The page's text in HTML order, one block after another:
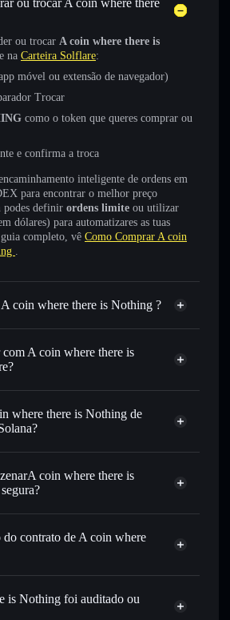
ou trocar A coin where there
ou trocar A coin where there is
na Carteira Solflare:
móvel ou extensão de navegador)
Trocar
como o token que queres comprar ou
e confirma a troca
inteligente de ordens em
para encontrar o melhor preço
podes definir ordens limite ou utilizar
dólares) para automatizares as tuas
completo, vê Como Comprar A coin
.
coin where there is Nothing ?
is Nothingnão está verificado
com A coin where there is
is Nothing Carteira Solflare
— trocar NOTHING por SOL,
de ordens para obteres o
— automatizar transações ao teu
privada
as carteiras usando o Agregador de
real
where there is Nothing de
Agregador de Privacidade
coin where there is
A coin where there is
do contrato de A coin where
A coin where
is Nothing foi auditado ou